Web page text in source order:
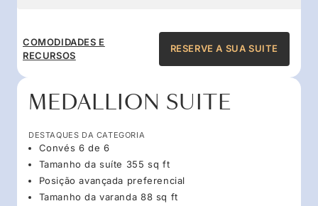
COMODIDADES E
RECURSOS
RESERVE A SUA SUITE
MEDALLION SUITE
DESTAQUES DA CATEGORIA
Convés 6 de 6
Tamanho da suíte 355 sq ft
Posição avançada preferencial
Tamanho da varanda 88 sq ft